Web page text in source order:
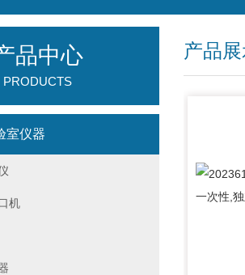
产品
品中心
PRODUCTS
室仪器
机